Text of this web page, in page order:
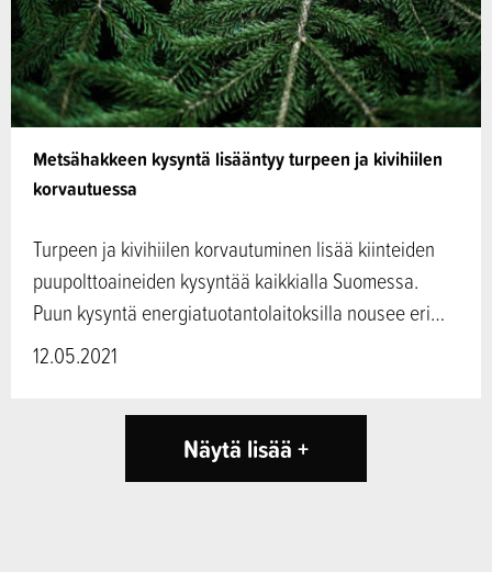
Metsähakkeen kysyntä lisääntyy turpeen ja kivihiilen
korvautuessa
Turpeen ja kivihiilen korvautuminen lisää kiinteiden
puupolttoaineiden kysyntää kaikkialla Suomessa.
Puun kysyntä energiatuotantolaitoksilla nousee eri…
12.05.2021
Näytä lisää +